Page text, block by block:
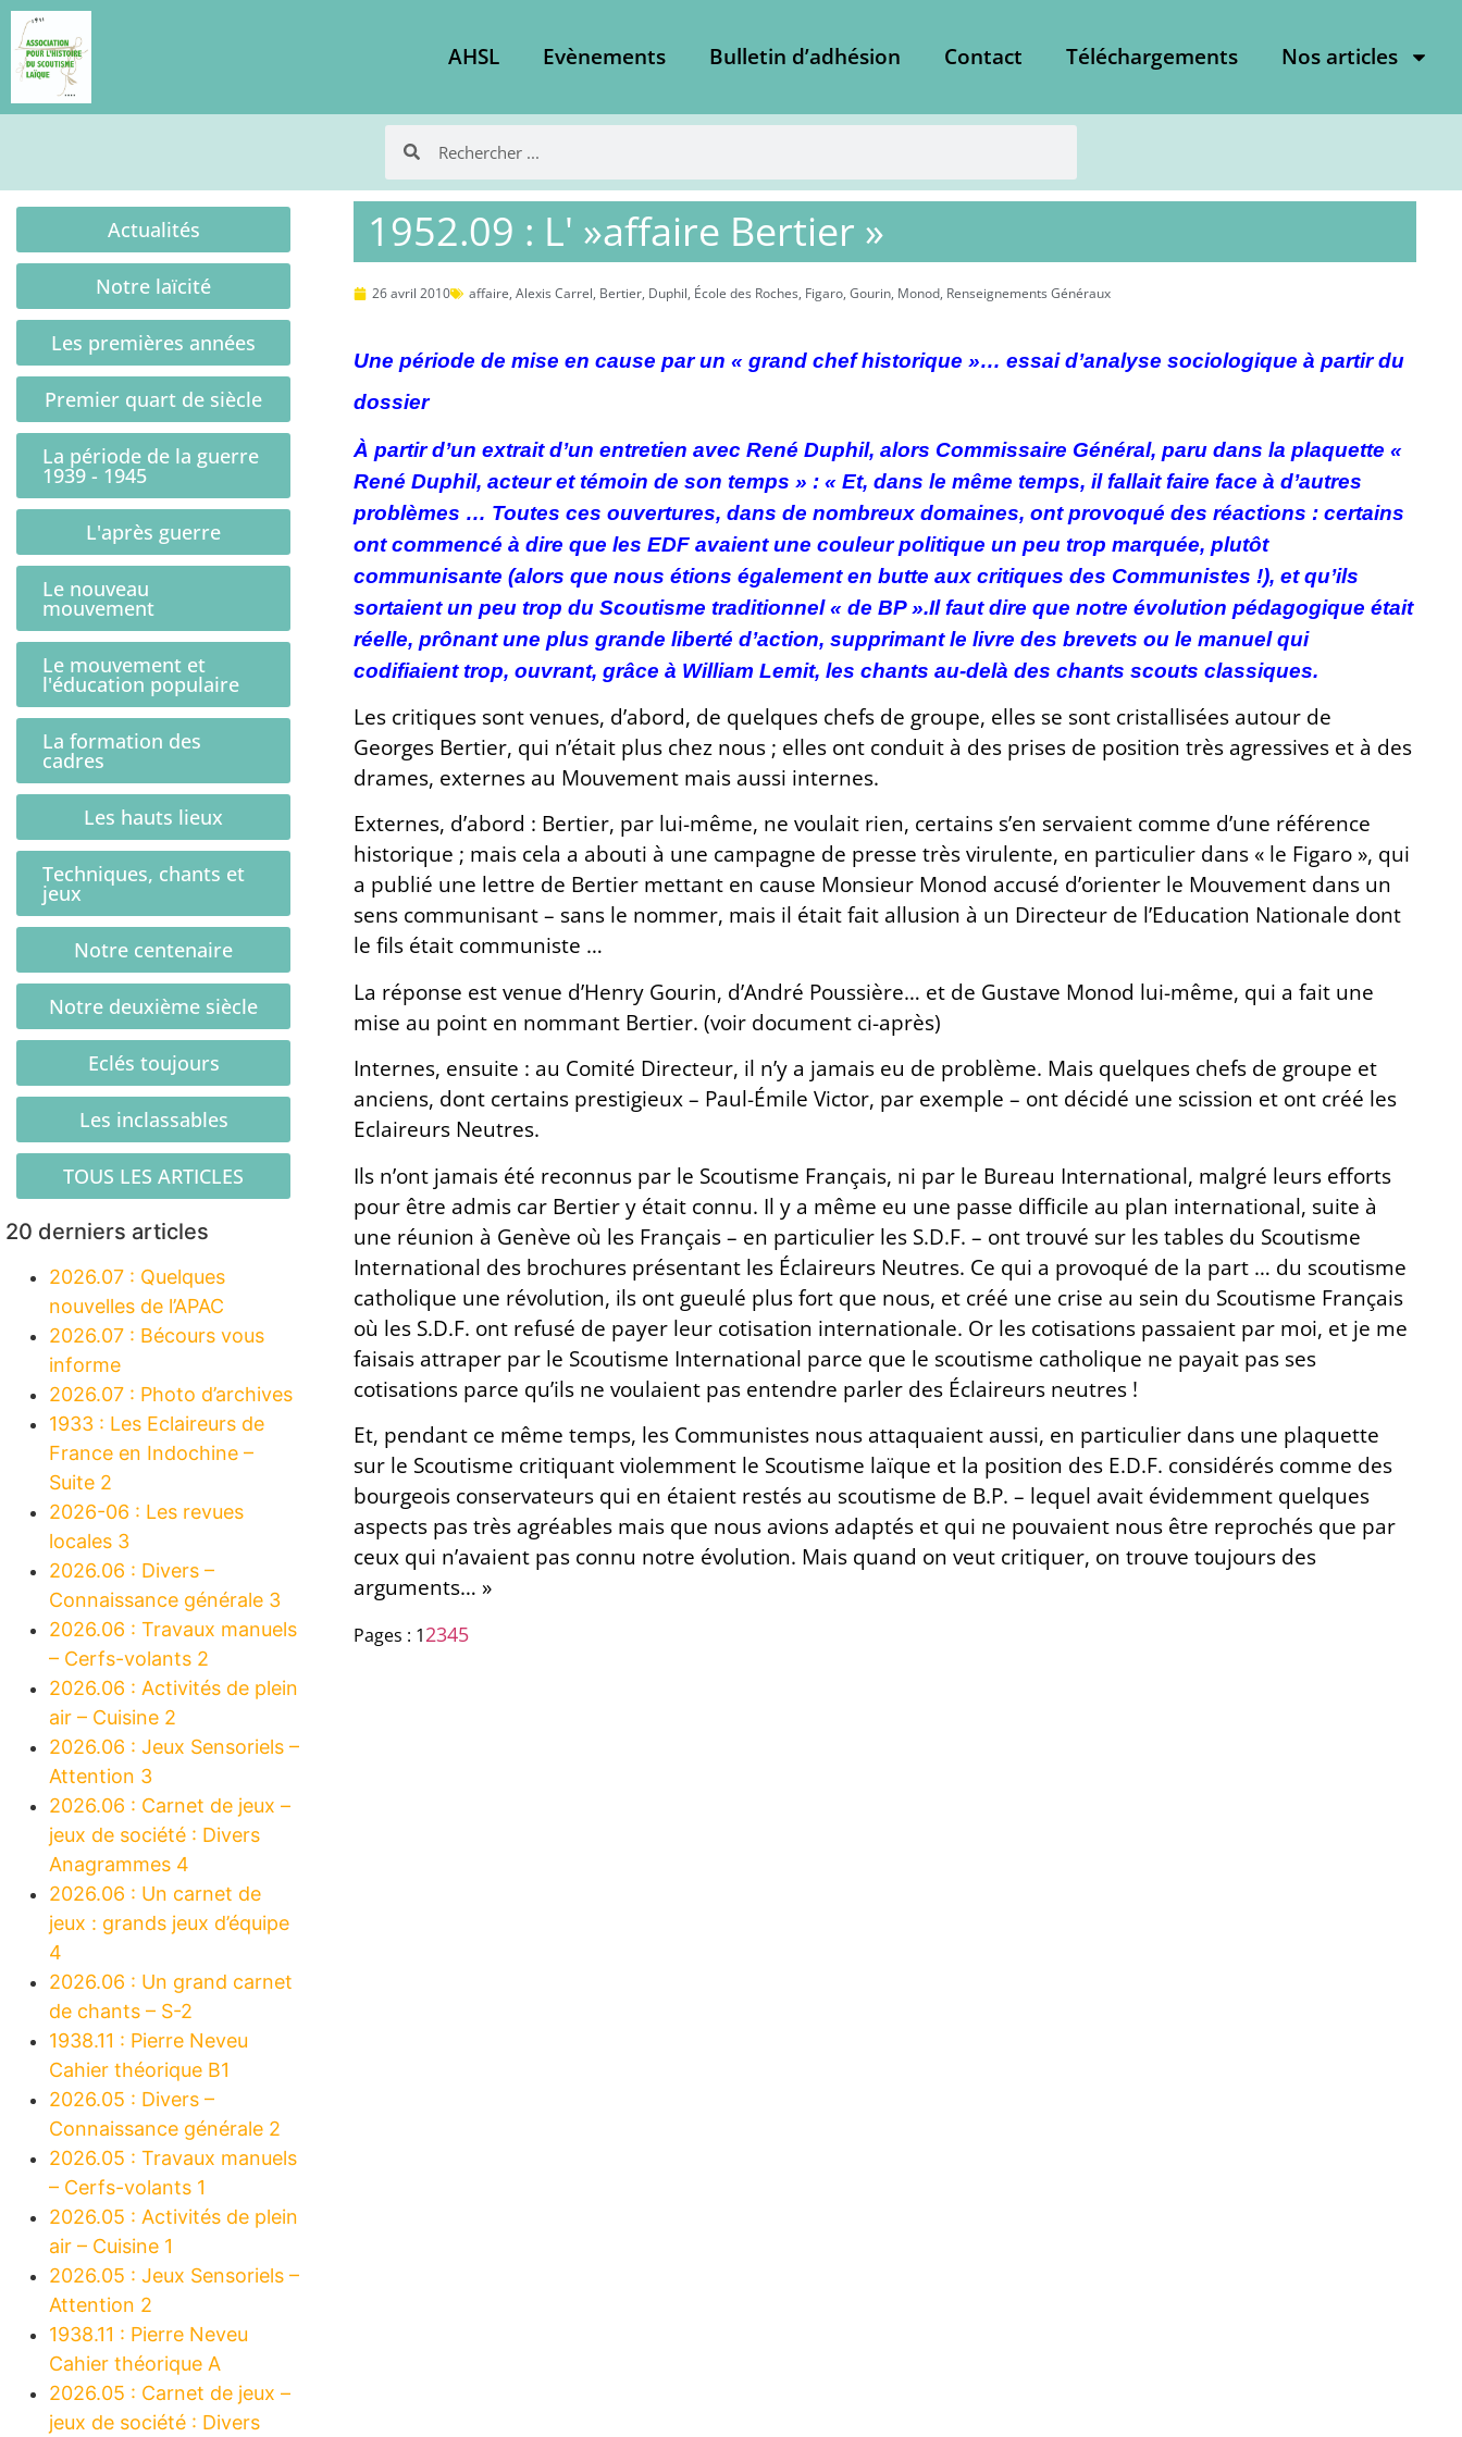
AHSL Evènements Bulletin d’adhésion Contact Téléchargements Nos articles
Actualités
Notre laïcité
Les premières années
Premier quart de siècle
La période de la guerre
1939 - 1945
L'après guerre
Le nouveau
mouvement
Le mouvement et
l'éducation populaire
La formation des
cadres
Les hauts lieux
Techniques, chants et
jeux
Notre centenaire
Notre deuxième siècle
Eclés toujours
Les inclassables
TOUS LES ARTICLES
20 derniers articles
2026.07 : Quelques
nouvelles de l’APAC
2026.07 : Bécours vous
informe
2026.07 : Photo d’archives
1933 : Les Eclaireurs de
France en Indochine –
Suite 2
2026-06 : Les revues
locales 3
2026.06 : Divers –
Connaissance générale 3
2026.06 : Travaux manuels
– Cerfs-volants 2
2026.06 : Activités de plein
air – Cuisine 2
2026.06 : Jeux Sensoriels –
Attention 3
2026.06 : Carnet de jeux –
jeux de société : Divers
Anagrammes 4
2026.06 : Un carnet de
jeux : grands jeux d’équipe
4
2026.06 : Un grand carnet
de chants – S-2
1938.11 : Pierre Neveu
Cahier théorique B1
2026.05 : Divers –
Connaissance générale 2
2026.05 : Travaux manuels
– Cerfs-volants 1
2026.05 : Activités de plein
air – Cuisine 1
2026.05 : Jeux Sensoriels –
Attention 2
1938.11 : Pierre Neveu
Cahier théorique A
2026.05 : Carnet de jeux –
jeux de société : Divers
1952.09 : L' »affaire Bertier »
26 avril 2010 affaire, Alexis Carrel, Bertier, Duphil, École des Roches, Figaro, Gourin, Monod, Renseignements Généraux
Une période de mise en cause par un « grand chef historique »… essai d’analyse sociologique à partir du
dossier
À partir d’un extrait d’un entretien avec René Duphil, alors Commissaire Général, paru dans la plaquette «
René Duphil, acteur et témoin de son temps » : « Et, dans le même temps, il fallait faire face à d’autres
problèmes … Toutes ces ouvertures, dans de nombreux domaines, ont provoqué des réactions : certains
ont commencé à dire que les EDF avaient une couleur politique un peu trop marquée, plutôt
communisante (alors que nous étions également en butte aux critiques des Communistes !), et qu’ils
sortaient un peu trop du Scoutisme traditionnel « de BP ».Il faut dire que notre évolution pédagogique était
réelle, prônant une plus grande liberté d’action, supprimant le livre des brevets ou le manuel qui
codifiaient trop, ouvrant, grâce à William Lemit, les chants au-delà des chants scouts classiques.
Les critiques sont venues, d’abord, de quelques chefs de groupe, elles se sont cristallisées autour de
Georges Bertier, qui n’était plus chez nous ; elles ont conduit à des prises de position très agressives et à des
drames, externes au Mouvement mais aussi internes.
Externes, d’abord : Bertier, par lui-même, ne voulait rien, certains s’en servaient comme d’une référence
historique ; mais cela a abouti à une campagne de presse très virulente, en particulier dans « le Figaro », qui
a publié une lettre de Bertier mettant en cause Monsieur Monod accusé d’orienter le Mouvement dans un
sens communisant – sans le nommer, mais il était fait allusion à un Directeur de l’Education Nationale dont
le fils était communiste …
La réponse est venue d’Henry Gourin, d’André Poussière… et de Gustave Monod lui-même, qui a fait une
mise au point en nommant Bertier. (voir document ci-après)
Internes, ensuite : au Comité Directeur, il n’y a jamais eu de problème. Mais quelques chefs de groupe et
anciens, dont certains prestigieux – Paul-Émile Victor, par exemple – ont décidé une scission et ont créé les
Eclaireurs Neutres.
Ils n’ont jamais été reconnus par le Scoutisme Français, ni par le Bureau International, malgré leurs efforts
pour être admis car Bertier y était connu. Il y a même eu une passe difficile au plan international, suite à
une réunion à Genève où les Français – en particulier les S.D.F. – ont trouvé sur les tables du Scoutisme
International des brochures présentant les Éclaireurs Neutres. Ce qui a provoqué de la part … du scoutisme
catholique une révolution, ils ont gueulé plus fort que nous, et créé une crise au sein du Scoutisme Français
où les S.D.F. ont refusé de payer leur cotisation internationale. Or les cotisations passaient par moi, et je me
faisais attraper par le Scoutisme International parce que le scoutisme catholique ne payait pas ses
cotisations parce qu’ils ne voulaient pas entendre parler des Éclaireurs neutres !
Et, pendant ce même temps, les Communistes nous attaquaient aussi, en particulier dans une plaquette
sur le Scoutisme critiquant violemment le Scoutisme laïque et la position des E.D.F. considérés comme des
bourgeois conservateurs qui en étaient restés au scoutisme de B.P. – lequel avait évidemment quelques
aspects pas très agréables mais que nous avions adaptés et qui ne pouvaient nous être reprochés que par
ceux qui n’avaient pas connu notre évolution. Mais quand on veut critiquer, on trouve toujours des
arguments… »
Pages : 12345